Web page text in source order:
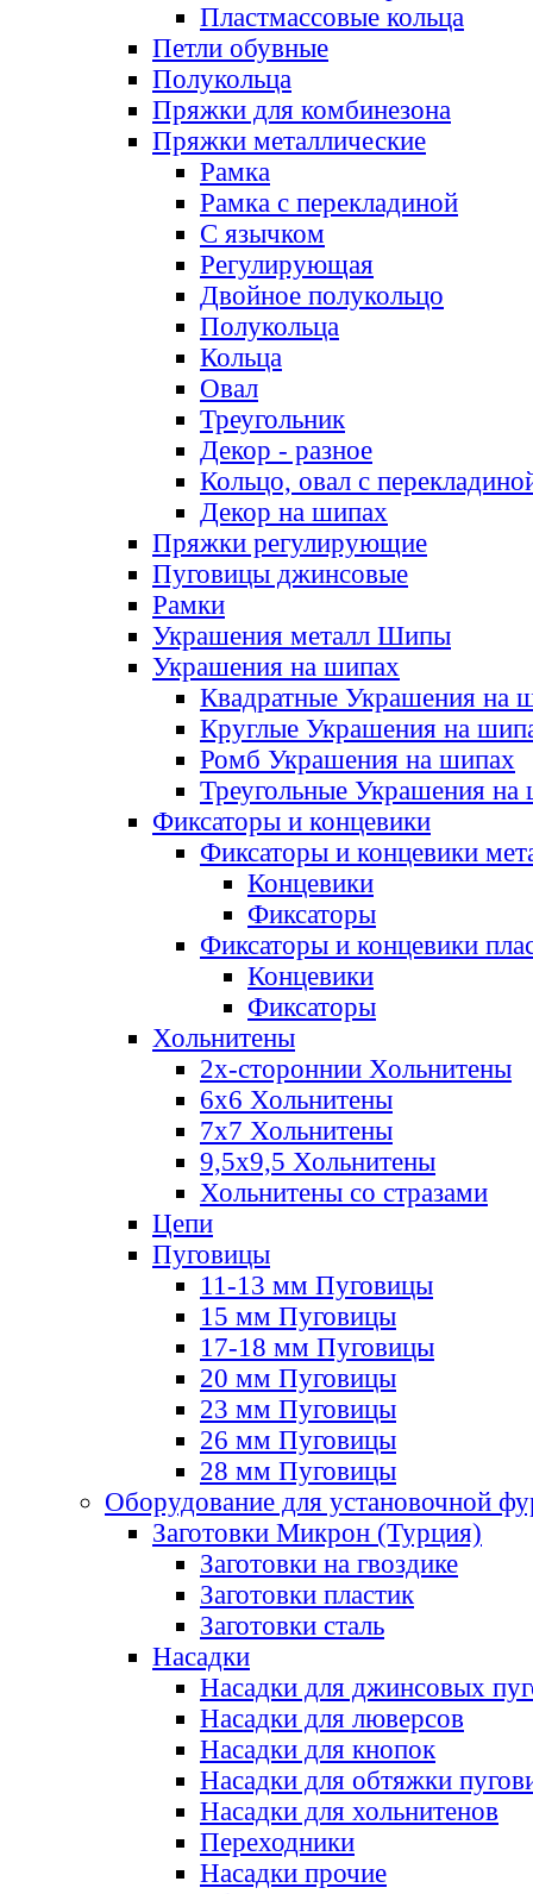
Пластмассовые кольца
Петли обувные
Полукольца
Пряжки для комбинезона
Пряжки металлические
Рамка
Рамка с перекладиной
С язычком
Регулирующая
Двойное полукольцо
Полукольца
Кольца
Овал
Треугольник
Декор - разное
Кольцо, овал с
Декор на шипах
Пряжки регулирующие
Пуговицы джинсовые
Рамки
Украшения металл Шипы
Украшения на шипах
Квадратные Украшения на
Круглые Украшения на
Ромб Украшения на шипах
Треугольные Украшения на
Фиксаторы и концевики
Фиксаторы и концевики
Концевики
Фиксаторы
Фиксаторы и концевики
Концевики
Фиксаторы
Хольнитены
2х-стороннии Хольнитены
6х6 Хольнитены
7х7 Хольнитены
9,5х9,5 Хольнитены
Хольнитены со стразами
Цепи
Пуговицы
11-13 мм Пуговицы
15 мм Пуговицы
17-18 мм Пуговицы
20 мм Пуговицы
23 мм Пуговицы
26 мм Пуговицы
28 мм Пуговицы
Оборудование для установочной
Заготовки Микрон (Турция)
Заготовки на гвоздике
Заготовки пластик
Заготовки сталь
Насадки
Насадки для джинсовых
Насадки для люверсов
Насадки для кнопок
Насадки для обтяжки
Насадки для хольнитенов
Переходники
Насадки прочие